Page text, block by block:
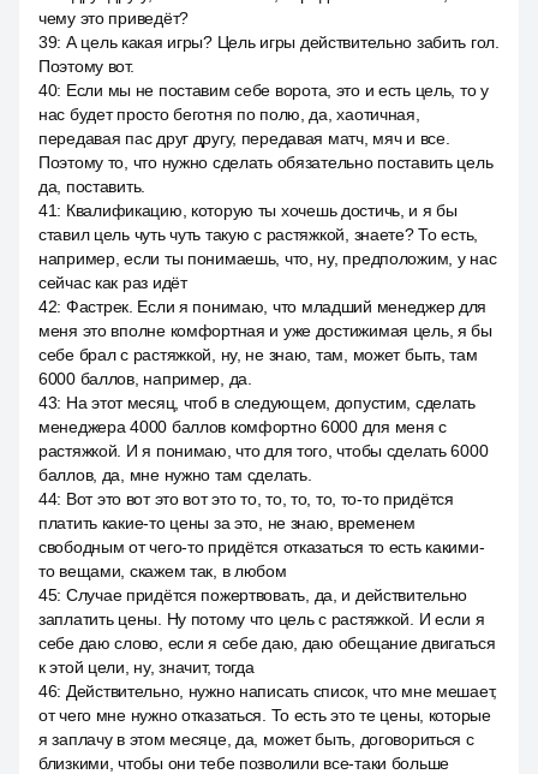
чему это приведёт?
39: А цель какая игры? Цель игры действительно забить гол.
Поэтому вот.
40: Если мы не поставим себе ворота, это и есть цель, то у
нас будет просто беготня по полю, да, хаотичная,
передавая пас друг другу, передавая матч, мяч и все.
Поэтому то, что нужно сделать обязательно поставить цель
да, поставить.
41: Квалификацию, которую ты хочешь достичь, и я бы
ставил цель чуть чуть такую с растяжкой, знаете? То есть,
например, если ты понимаешь, что, ну, предположим, у нас
сейчас как раз идёт
42: Фастрек. Если я понимаю, что младший менеджер для
меня это вполне комфортная и уже достижимая цель, я бы
себе брал с растяжкой, ну, не знаю, там, может быть, там
6000 баллов, например, да.
43: На этот месяц, чтоб в следующем, допустим, сделать
менеджера 4000 баллов комфортно 6000 для меня с
растяжкой. И я понимаю, что для того, чтобы сделать 6000
баллов, да, мне нужно там сделать.
44: Вот это вот это вот это то, то, то, то, то-то придётся
платить какие-то цены за это, не знаю, временем
свободным от чего-то придётся отказаться то есть какими-
то вещами, скажем так, в любом
45: Случае придётся пожертвовать, да, и действительно
заплатить цены. Ну потому что цель с растяжкой. И если я
себе даю слово, если я себе даю, даю обещание двигаться
к этой цели, ну, значит, тогда
46: Действительно, нужно написать список, что мне мешает,
от чего мне нужно отказаться. То есть это те цены, которые
я заплачу в этом месяце, да, может быть, договориться с
близкими, чтобы они тебе позволили все-таки больше